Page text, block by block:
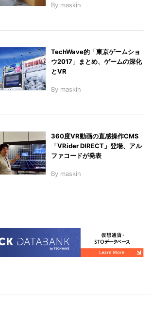
By maskin
TechWave的「東京ゲームショ
ウ2017」まとめ、ゲームの深化
とVR
By maskin
360度VR動画の直感操作CMS
「VRider DIRECT」登場、アル
ファコードが発表
By maskin